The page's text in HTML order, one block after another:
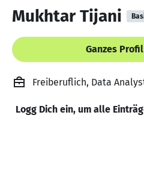
Mukhtar Tijani
Ganzes
Freiberuflich, Data
Logg Dich ein, um alle